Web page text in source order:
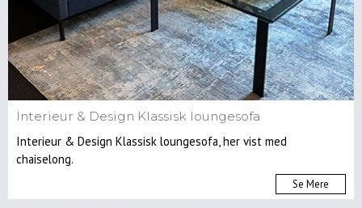
Interieur & Design Klassisk loungesofa
Interieur & Design Klassisk loungesofa, her vist med
chaiselong.
Se Mere
Accessories
Puder
Plaider
Malerier
&
Spejle